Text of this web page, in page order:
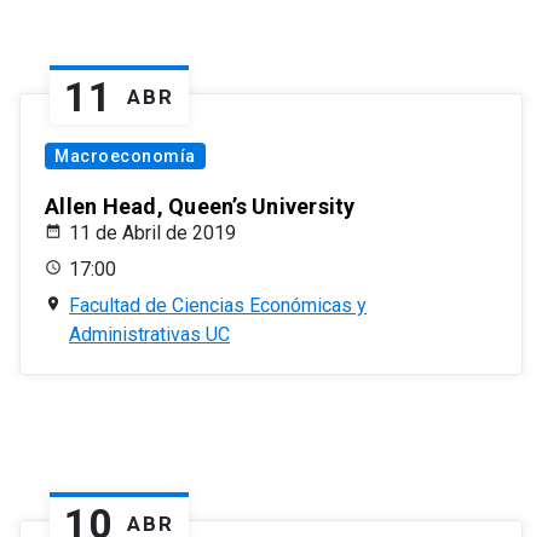
11 ABR
Macroeconomía
Allen Head, Queen’s University
11 de Abril de 2019
17:00
Facultad de Ciencias Económicas y
Administrativas UC
10 ABR